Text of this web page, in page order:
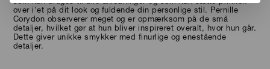
som kan bruges til alle anledninger og som kan sætte prikken
over i'et på dit look og fuldende din personlige stil. Pernille
Corydon observerer meget og er opmærksom på de små
detaljer, hvilket gør at hun bliver inspireret overalt, hvor hun går.
Dette giver unikke smykker med finurlige og enestående
detaljer.